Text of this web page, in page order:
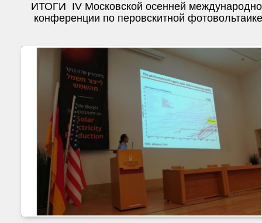
ИТОГИ IV Московской осенней
конференции по перовскитной